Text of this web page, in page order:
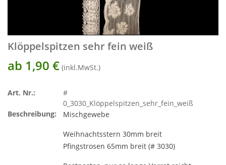
Klöppelspitzen sehr fein weiß
ab 1,90 € (inkl.MwSt.)
Art. Nr.:
#
0_3030_Klöppelspitzen_sehr_fein_weiß
Beschreibung:
Mischgewebe
Weihnachtsstern 30mm breit
Pfingstrosen 65mm breit (# 3030)